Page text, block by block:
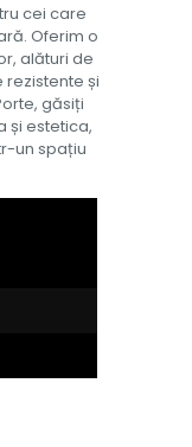
cei care
Oferim o
alături de
și
găsiți
și estetica,
un spațiu